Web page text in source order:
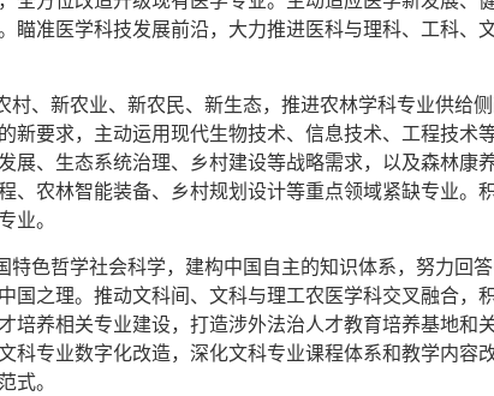
瞄准医学科技发展前沿，大力推进医科与理科、工科、
村、新农业、新农民、新生态，推进农林学科专业供给
新要求，主动运用现代生物技术、信息技术、工程技术
展、生态系统治理、乡村建设等战略需求，以及森林康
、农林智能装备、乡村规划设计等重点领域紧缺专业。
业。
特色哲学社会科学，建构中国自主的知识体系，努力回
国之理。推动文科间、文科与理工农医学科交叉融合，
培养相关专业建设，打造涉外法治人才教育培养基地和
科专业数字化改造，深化文科专业课程体系和教学内容
式。